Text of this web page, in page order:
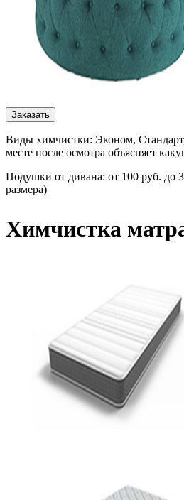
Заказать
Виды химчистки: Эконом,
месте после осмотра объясняет
Подушки от дивана: от 100 руб. до
размера)
Химчистка